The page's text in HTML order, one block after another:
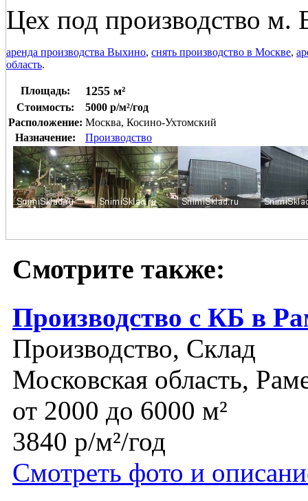
Цех под производство
аренда производства Выхино, снять производство в Москве,
область.
Площадь: 1255 м²
Стоимость:
5000 р/м²/год
Расположение: Москва, Косино-Ухтомский
Назначение:
Производство
Смотрите также:
Производство с КБ в
Производство, Склад
Московская область,
от 2000 до 6000 м²
3840 р/м²/год
Смотреть фото и